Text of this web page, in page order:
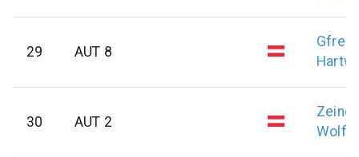
29 AUT 8
30 AUT 2
Zeiner